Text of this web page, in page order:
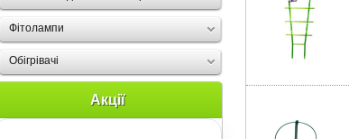
Фітолампи
Oбігрівачі
Акції